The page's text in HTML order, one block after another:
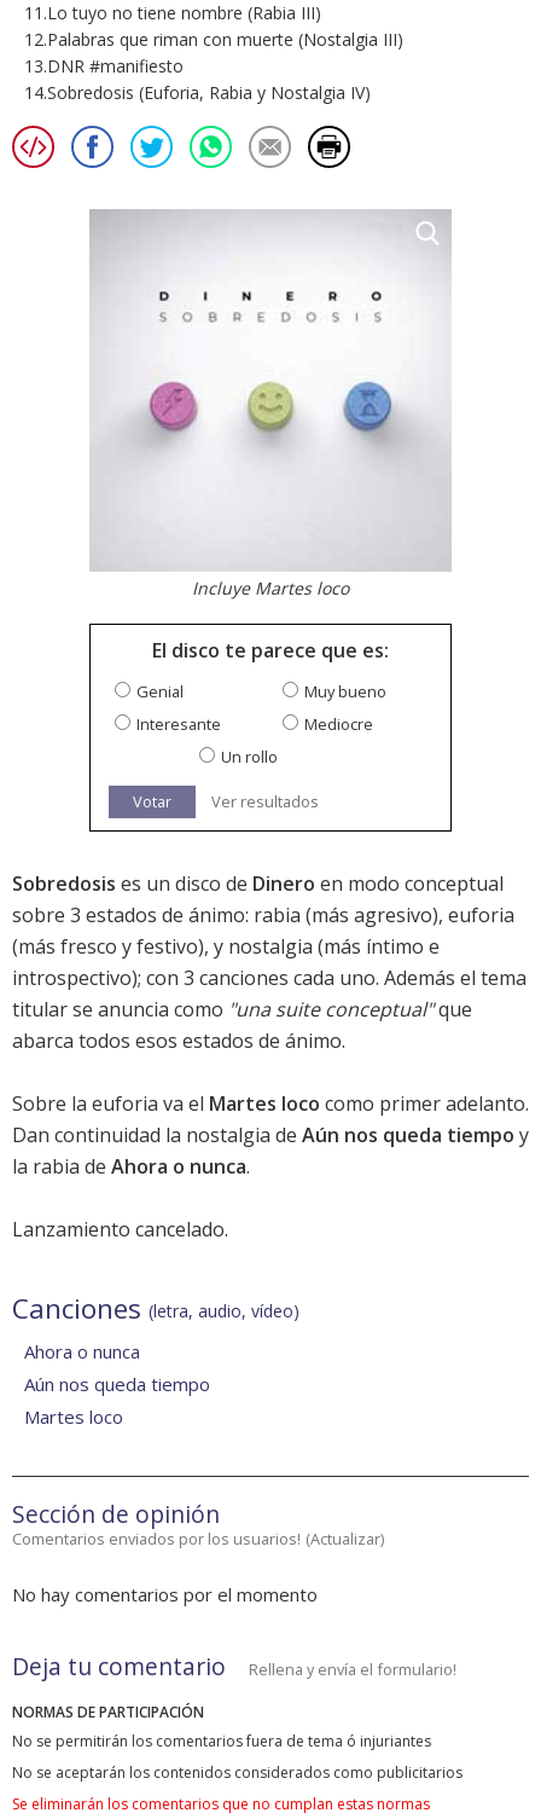
11.Lo tuyo no tiene nombre (Rabia III)
12.Palabras que riman con muerte (Nostalgia III)
13.DNR #manifiesto
14.Sobredosis (Euforia, Rabia y Nostalgia IV)
Incluye Martes loco
El disco te parece que es:
Genial
Muy bueno
Interesante
Mediocre
Un rollo
Votar Ver resultados
Sobredosis es un disco de Dinero en modo conceptual
sobre 3 estados de ánimo: rabia (más agresivo), euforia
(más fresco y festivo), y nostalgia (más íntimo e
introspectivo); con 3 canciones cada uno. Además el tema
titular se anuncia como "una suite conceptual"que
abarca todos esos estados de ánimo.
Sobre la euforia va el Martes loco como primer adelanto.
Dan continuidad la nostalgia de Aún nos queda tiempo y
la rabia de Ahora o nunca.
Lanzamiento cancelado.
Canciones (letra, audio, vídeo)
Ahora o nunca
Aún nos queda tiempo
Martes loco
Sección de opinión
Comentarios enviados por los usuarios! (Actualizar)
No hay comentarios por el momento
Deja tu comentario Rellena y envía el formulario!
NORMAS DE PARTICIPACIÓN
No se permitirán los comentarios fuera de tema ó injuriantes
No se aceptarán los contenidos considerados como publicitarios
Se eliminarán los comentarios que no cumplan estas normas